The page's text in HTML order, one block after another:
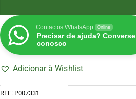
Contactos WhatsApp Online
Precisar de ajuda? Converse
conosco
Adicionar à Wishlist
REF: P007331